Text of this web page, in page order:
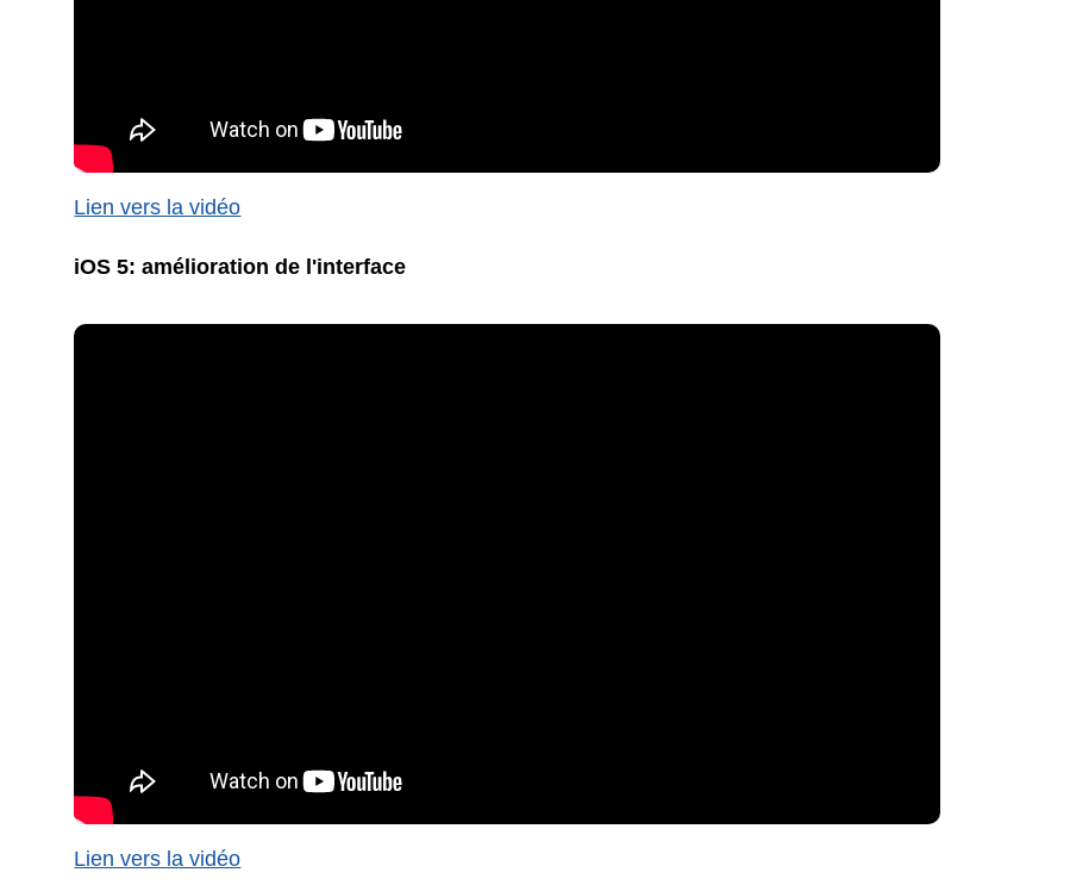
Lien vers la vidéo
iOS 5: amélioration de l'interface
Lien vers la vidéo